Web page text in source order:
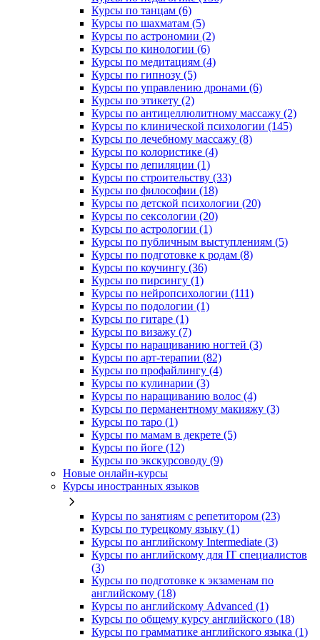
Курсы по танцам (6)
Курсы по шахматам (5)
Курсы по астрономии (2)
Курсы по кинологии (6)
Курсы по медитациям (4)
Курсы по гипнозу (5)
Курсы по управлению дронами (6)
Курсы по этикету (2)
Курсы по антицеллюлитному массажу (2)
Курсы по клинической психологии (145)
Курсы по лечебному массажу (8)
Курсы по колористике (4)
Курсы по депиляции (1)
Курсы по строительству (33)
Курсы по философии (18)
Курсы по детской психологии (20)
Курсы по сексологии (20)
Курсы по астрологии (1)
Курсы по публичным выступлениям (5)
Курсы по подготовке к родам (8)
Курсы по коучингу (36)
Курсы по пирсингу (1)
Курсы по нейропсихологии (111)
Курсы по подологии (1)
Курсы по гитаре (1)
Курсы по визажу (7)
Курсы по наращиванию ногтей (3)
Курсы по арт-терапии (82)
Курсы по профайлингу (4)
Курсы по кулинарии (3)
Курсы по наращиванию волос (4)
Курсы по перманентному макияжу (3)
Курсы по таро (1)
Курсы по мамам в декрете (5)
Курсы по йоге (12)
Курсы по экскурсоводу (9)
Новые онлайн‑курсы
Курсы иностранных языков
Курсы по занятиям с репетитором (23)
Курсы по турецкому языку (1)
Курсы по английскому Intermediate (3)
Курсы по английскому для IT специалистов
(3)
Курсы по подготовке к экзаменам по
английскому (18)
Курсы по английскому Advanced (1)
Курсы по общему курсу английского (18)
Курсы по грамматике английского языка (1)